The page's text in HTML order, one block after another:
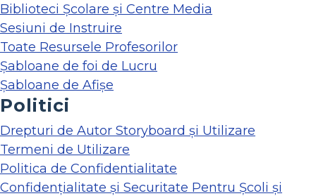
Biblioteci Școlare și Centre Media
Sesiuni de Instruire
Toate Resursele Profesorilor
Șabloane de foi de Lucru
Șabloane de Afișe
Politici
Drepturi de Autor Storyboard și Utilizare
Termeni de Utilizare
Politica de Confidentialitate
Confidențialitate și Securitate Pentru Școli și